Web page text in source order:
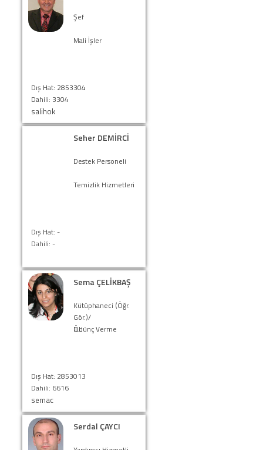
Şef
Mali İşler
Dış Hat: 2853304
Dahili: 3304
salihok
Seher DEMİRCİ
Destek Personeli
Temizlik Hizmetleri
Dış Hat: -
Dahili: -
Sema ÇELİKBAŞ
Kütüphaneci (Öğr.
Gör.)/
ILL
Ödünç Verme
Dış Hat: 2853013
Dahili: 6616
semac
Serdal ÇAYCI